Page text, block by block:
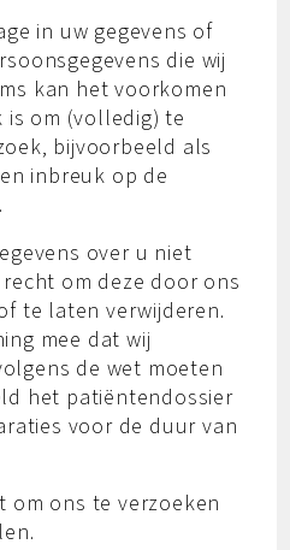
in uw gegevens of
die wij
kan het voorkomen
om (volledig) te
bijvoorbeeld als
inbreuk op de
over u niet
om deze door ons
te laten verwijderen.
mee dat wij
de wet moeten
het patiëntendossier
voor de duur van
om ons te verzoeken